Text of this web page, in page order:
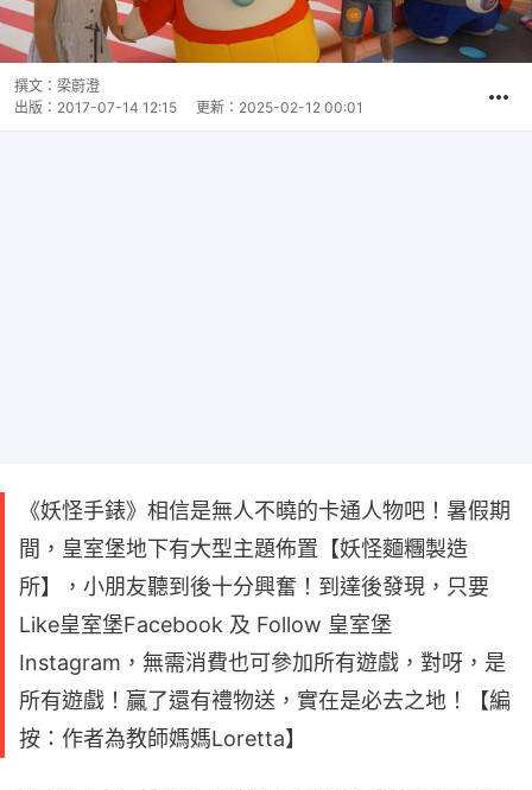
撰文： 梁蔚澄
出版： 2017-07-14 12:15 更新： 2025-02-12 00:01
《妖怪手錶》相信是無人不曉的卡通人物吧！暑假期
間，皇室堡地下有大型主題佈置【妖怪麵糰製造
所】，小朋友聽到後十分興奮！到達後發現，只要
Like皇室堡Facebook 及 Follow 皇室堡
Instagram，無需消費也可參加所有遊戲，對呀，是
所有遊戲！贏了還有禮物送，實在是必去之地！【編
按：作者為教師媽媽Loretta】